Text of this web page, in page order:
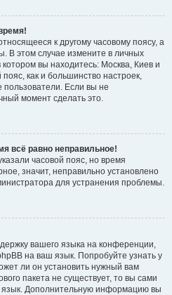
к другому часовому поясу, а
В этом случае измените в личных
котором вы находитесь: Москва, Киев и
как и большинство настроек,
пользователи. Если вы не
момент сделать это.
всё равно неправильное!
часовой пояс, но время
значит, неправильно установлено
для устранения проблемы.
вашего языка на конференции,
на ваш язык. Попробуйте узнать у
ли он установить нужный вам
пакета не существует, то вы сами
язык. Дополнительную информацию вы